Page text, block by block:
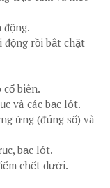
động rồi bắt chặt
biên.
và các bạc lót.
ứng (đúng số) và
bạc lót.
chết dưới.